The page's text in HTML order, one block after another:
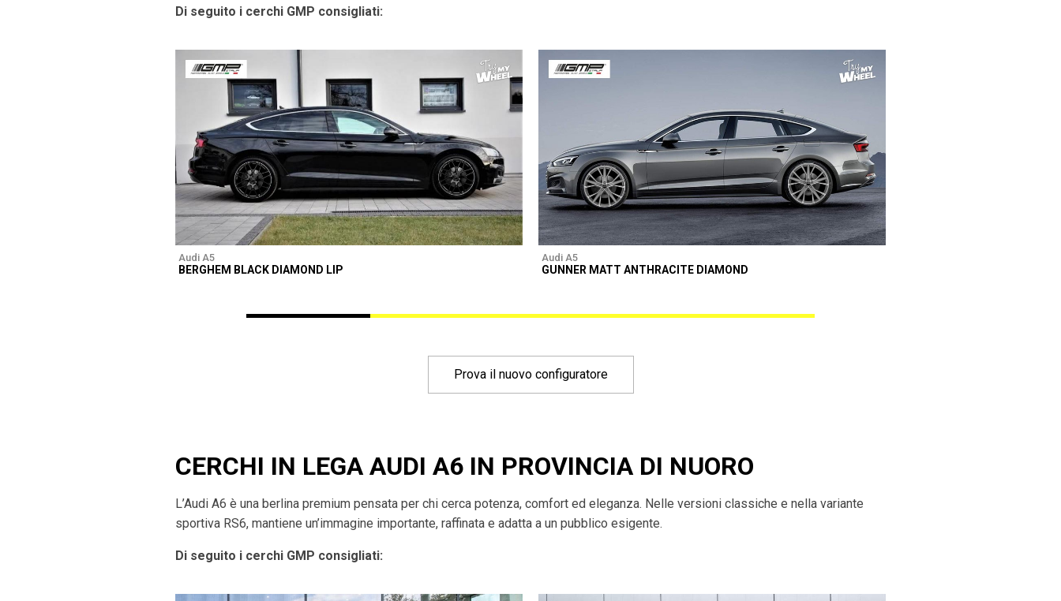
Di seguito i cerchi GMP consigliati:
Audi A5
BERGHEM BLACK DIAMOND LIP
Audi A5
GUNNER MATT ANTHRACITE DIAMOND
Prova il nuovo configuratore
CERCHI IN LEGA AUDI A6 IN PROVINCIA DI NUORO
L’Audi A6 è una berlina premium pensata per chi cerca potenza, comfort ed eleganza. Nelle versioni classiche e nella variante
sportiva RS6, mantiene un’immagine importante, raffinata e adatta a un pubblico esigente.
Di seguito i cerchi GMP consigliati: